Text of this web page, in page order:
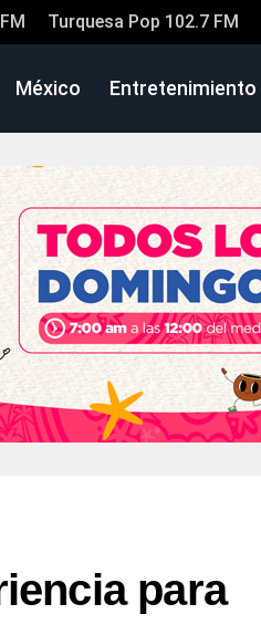
Turquesa Pop 102.7 FM
México Entretenimiento
para